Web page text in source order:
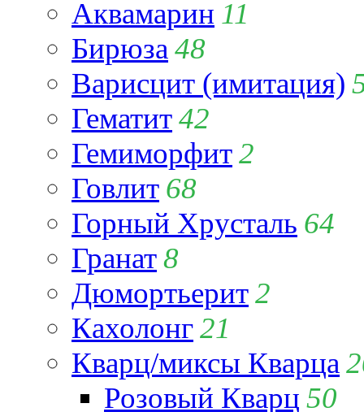
Аквамарин 11
Бирюза 48
Варисцит (имитация)
Гематит42
Гемиморфит2
Говлит 68
Горный Хрусталь 64
Гранат8
Дюмортьерит2
Кахолонг21
Кварц/миксы Кварца
Розовый Кварц 50